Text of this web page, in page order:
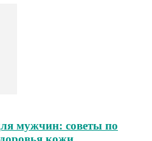
мужчин: советы по